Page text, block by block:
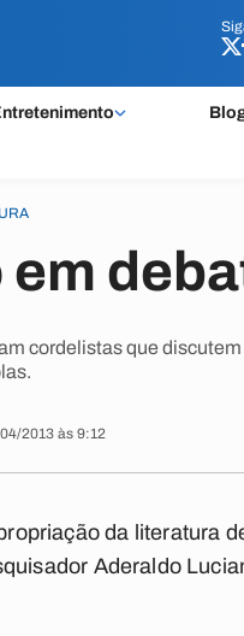
cordelistas que
2013 às 9:12
da literatura
Aderaldo